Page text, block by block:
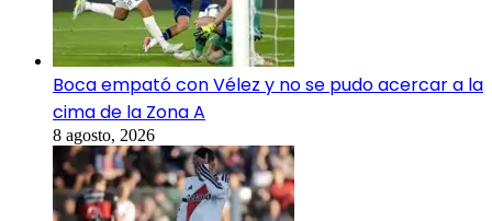
Boca empató con Vélez y no se pudo acercar a la
cima de la Zona A
8 agosto, 2026